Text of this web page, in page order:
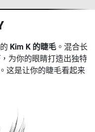
Kim K 的睫毛 。混合长
，为你的眼睛打造出独特
这是让你的睫毛看起来